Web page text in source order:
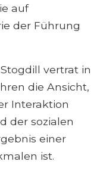
auf
der Führung
vertrat in
die Ansicht,
Interaktion
der sozialen
einer
ist.